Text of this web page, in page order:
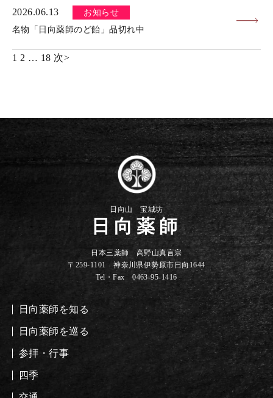
2026.06.13
お知らせ
名物「日向薬師のど飴」品切れ中
投
ペ
ジ
り
1 2 … 18 次>
日向山 宝城坊
日向薬師
日本三薬師 高野山真言宗
〒259-1101 神奈川県伊勢原市日向1644
Tel・Fax 0463-95-1416
日向薬師を知る
日向薬師を巡る
参拝・行事
四季